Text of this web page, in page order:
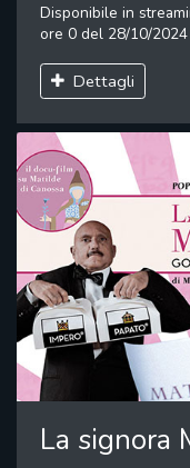
Disponibile in
ore 0 del 28/10/2024
Dettagli
La signora